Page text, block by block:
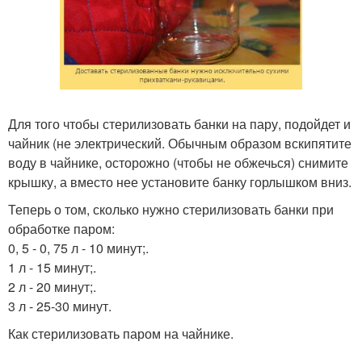
Для того чтобы стерилизовать банки на пару, подойдет и
чайник (не электрический. Обычным образом вскипятите
воду в чайнике, осторожно (чтобы не обжечься) снимите
крышку, а вместо нее установите банку горлышком вниз.
Теперь о том, сколько нужно стерилизовать банки при
обработке паром:
0, 5 - 0, 75 л - 10 минут;.
1 л - 15 минут;.
2 л - 20 минут;.
3 л - 25-30 минут.
Как стерилизовать паром на чайнике.